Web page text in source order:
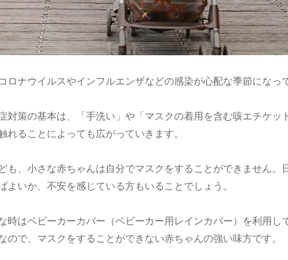
ロナウイルスやインフルエンザなどの感染が心配な季節になっ
対策の基本は、「手洗い」や「マスクの着用を含む咳エチケ
れることによっても広がっていきます。
も、小さな赤ちゃんは自分でマスクをすることができません
よいか、不安を感じている方もいることでしょう。
時はベビーカーカバー（ベビーカー用レインカバー）を利用
ので、マスクをすることができない赤ちゃんの強い味方です。